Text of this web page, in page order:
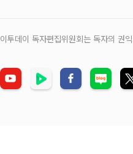
이투데이 독자편집위원회는 독자의 권